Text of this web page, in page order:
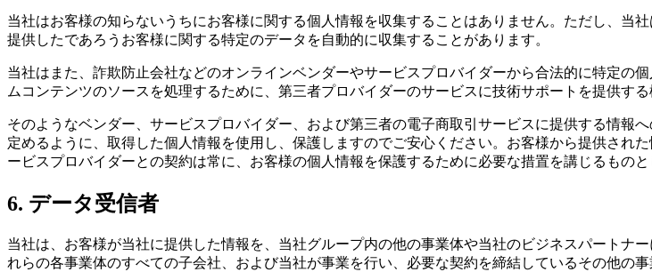
当社はお客様の知らないうちにお客様に関する個人情報を収集することはありません。ただし、当
提供したであろうお客様に関する特定のデータを自動的に収集することがあります。
当社はまた、詐欺防止会社などのオンラインベンダーやサービスプロバイダーから合法的に特定の
ムコンテンツのソースを処理するために、第三者プロバイダーのサービスに技術サポートを提供する
そのようなベンダー、サービスプロバイダー、および第三者の電子商取引サービスに提供する情報
定めるように、取得した個人情報を使用し、保護しますのでご安心ください。お客様から提供され
ービスプロバイダーとの契約は常に、お客様の個人情報を保護するために必要な措置を講じるものと
6. データ受信者
当社は、お客様が当社に提供した情報を、当社グループ内の他の事業体や当社のビジネスパートナ
れらの各事業体のすべての子会社、および当社が事業を行い、必要な契約を締結しているその他の